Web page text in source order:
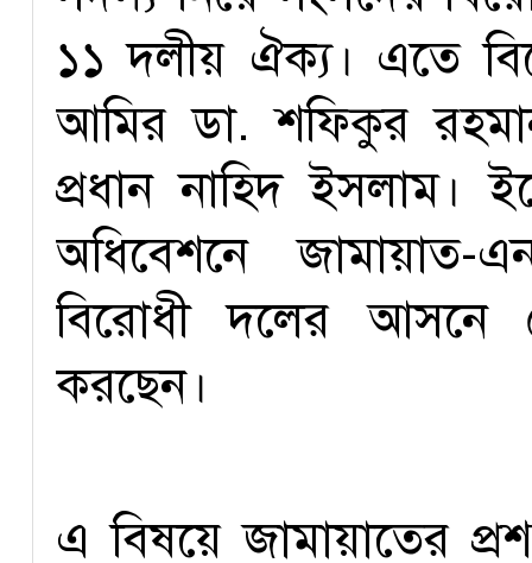
১১ দলীয় ঐক্য। এতে
আমির ডা. শফিকুর
প্রধান নাহিদ ইসলাম।
অধিবেশনে জামায়াত-
বিরোধী দলের আসনে
করছেন।
এ বিষয়ে জামায়াতের